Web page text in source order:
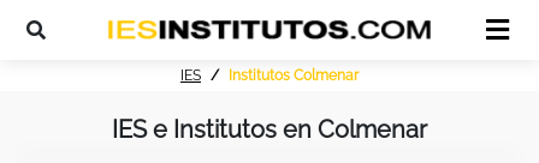
IES Institutos Colmenar
IES e Institutos en Colmenar